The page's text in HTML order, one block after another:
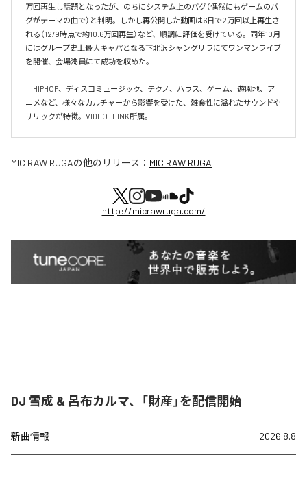
万回再生し話題となったが、のちにシステム上のバグ（偶然にもゲームのバ
グがテーマの曲で）と判明。しかし再公開した動画は6日で2万回以上再生さ
れる（12/9時点で約10.6万回再生）など、順調に評価を受けている。同年10月
にはグループ史上最大キャパとなる下北沢シャングリラにてワンマンライブ
を開催、会場満員にて成功を収めた。
HIPHOP、ディスコミュージック、テクノ、ハウス、ゲーム、遊園地、ア
ニメなど、様々なカルチャーから影響を受けた、雑食性に溢れたサウンドや
リリックが特徴。VIDEOTHINK所属。
MIC RAW RUGAの他のリリース： MIC RAW RUGA
http://micrawruga.com/
DJ 雪成 & 呂布カルマ、「財産」を配信開始
新曲情報 2026.8.8